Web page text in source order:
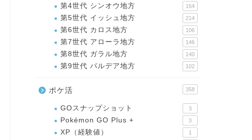
第4世代 シンオウ地方 164
第5世代 イッシュ地方 214
第6世代 カロス地方 106
第7世代 アローラ地方 146
第8世代 ガラル地方 140
第9世代 パルデア地方 102
ポケ活 358
GOスナップショット 3
Pokémon GO Plus + 3
XP（経験値） 1